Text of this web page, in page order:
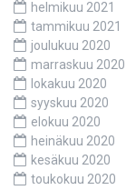
helmikuu 2021
tammikuu 2021
joulukuu 2020
marraskuu 2020
lokakuu 2020
syyskuu 2020
elokuu 2020
heinäkuu 2020
kesäkuu 2020
toukokuu 2020